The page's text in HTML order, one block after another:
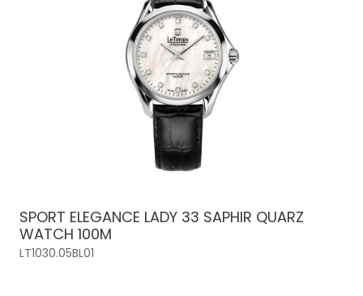
SPORT ELEGANCE LADY 33 SAPHIR QUARZ
WATCH 100M
LT1030.05BL01